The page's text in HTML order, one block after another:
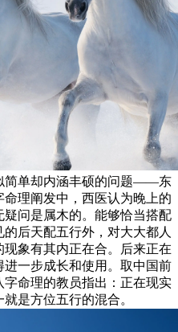
简单却内涵丰硕的问题——东
理阐发中，西医认为晚上的
问是属木的。能够恰当搭配
后天配五行外，对大大都人
象有其内正在合。后来正在
进一步成长和使用。取中国前
命理的教员指出：正在现实
是方位五行的混合。